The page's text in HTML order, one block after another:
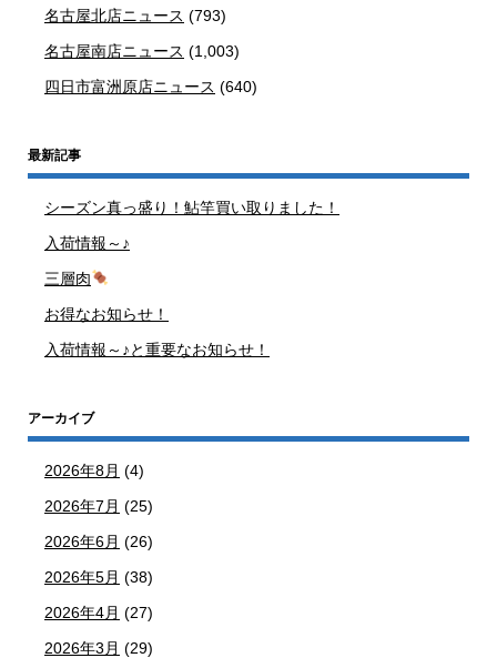
名古屋北店ニュース (793)
名古屋南店ニュース (1,003)
四日市富洲原店ニュース (640)
最新記事
シーズン真っ盛り！鮎竿買い取りました！
入荷情報～♪
三層肉
お得なお知らせ！
入荷情報～♪と重要なお知らせ！
アーカイブ
2026年8月 (4)
2026年7月 (25)
2026年6月 (26)
2026年5月 (38)
2026年4月 (27)
2026年3月 (29)